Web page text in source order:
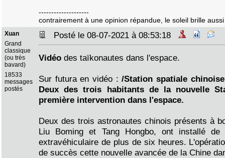
--------------------
contrairement à une opinion répandue, le soleil brille
Xuan
Grand
classique
(ou très
bavard)
18533
messages
postés
Posté le 08-07-2021 à 08:53:18
Vidéo des taïkonautes dans l'espace.
Sur futura en vidéo :/Station spatiale
Deux des trois habitants de la nouvelle
première intervention dans l'espace.
Deux des trois astronautes chinois présents à
Liu Boming et Tang Hongbo, ont installé de
extravéhiculaire de plus de six heures.
de succès cette nouvelle avancée de la Chine